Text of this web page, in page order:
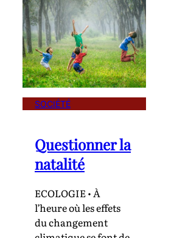
SOCIÉTÉ
Questionner la
natalité
ECOLOGIE • À
l’heure où les effets
du changement